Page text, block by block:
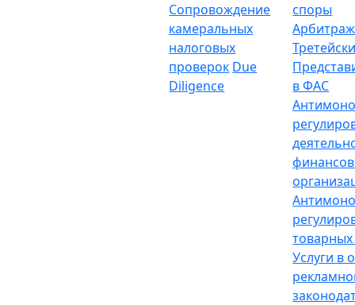
Сопровождение
камеральных
налоговых
проверок Due
Diligence
споры
в ФАС
Услуги в